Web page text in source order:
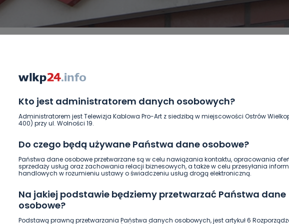
Kto jest administratorem danych osobowych?
Administratorem jest Telewizja Kablowa Pro-Art z siedzibą w miejscowości Ostrów
400) przy ul. Wolności 19.
Do czego będą używane Państwa dane osobowe?
Państwa dane osobowe przetwarzane są w celu nawiązania kontaktu, opracowania
sprzedaży usług oraz zachowania relacji biznesowych, a także w celu przesyłania
handlowych w rozumieniu ustawy o świadczeniu usług drogą elektroniczną.
Na jakiej podstawie będziemy przetwarzać Państwa dane
osobowe?
Podstawą prawną przetwarzania Państwa danych osobowych, jest artykuł 6
CIEKAWOSTKI EDUKACJA GOSPODARKA I FINANSE HISTORIA
RELIGIA SAMORZĄD ŚRODOWISKO WASZE INFO WSZYSTKICH ŚWIĘTYCH